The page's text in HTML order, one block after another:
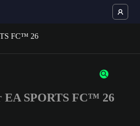
minimo di 3 caratteri o numeri.
EA SPORTS FC™ 26